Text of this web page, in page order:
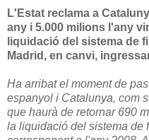
L'Estat reclama a
any i 5.000 milions l'any
liquidació del sistema de
Madrid, en canvi,
Ha arribat el moment de
espanyol i Catalunya, com
que haurà de retornar 690
la liquidació del sistema de